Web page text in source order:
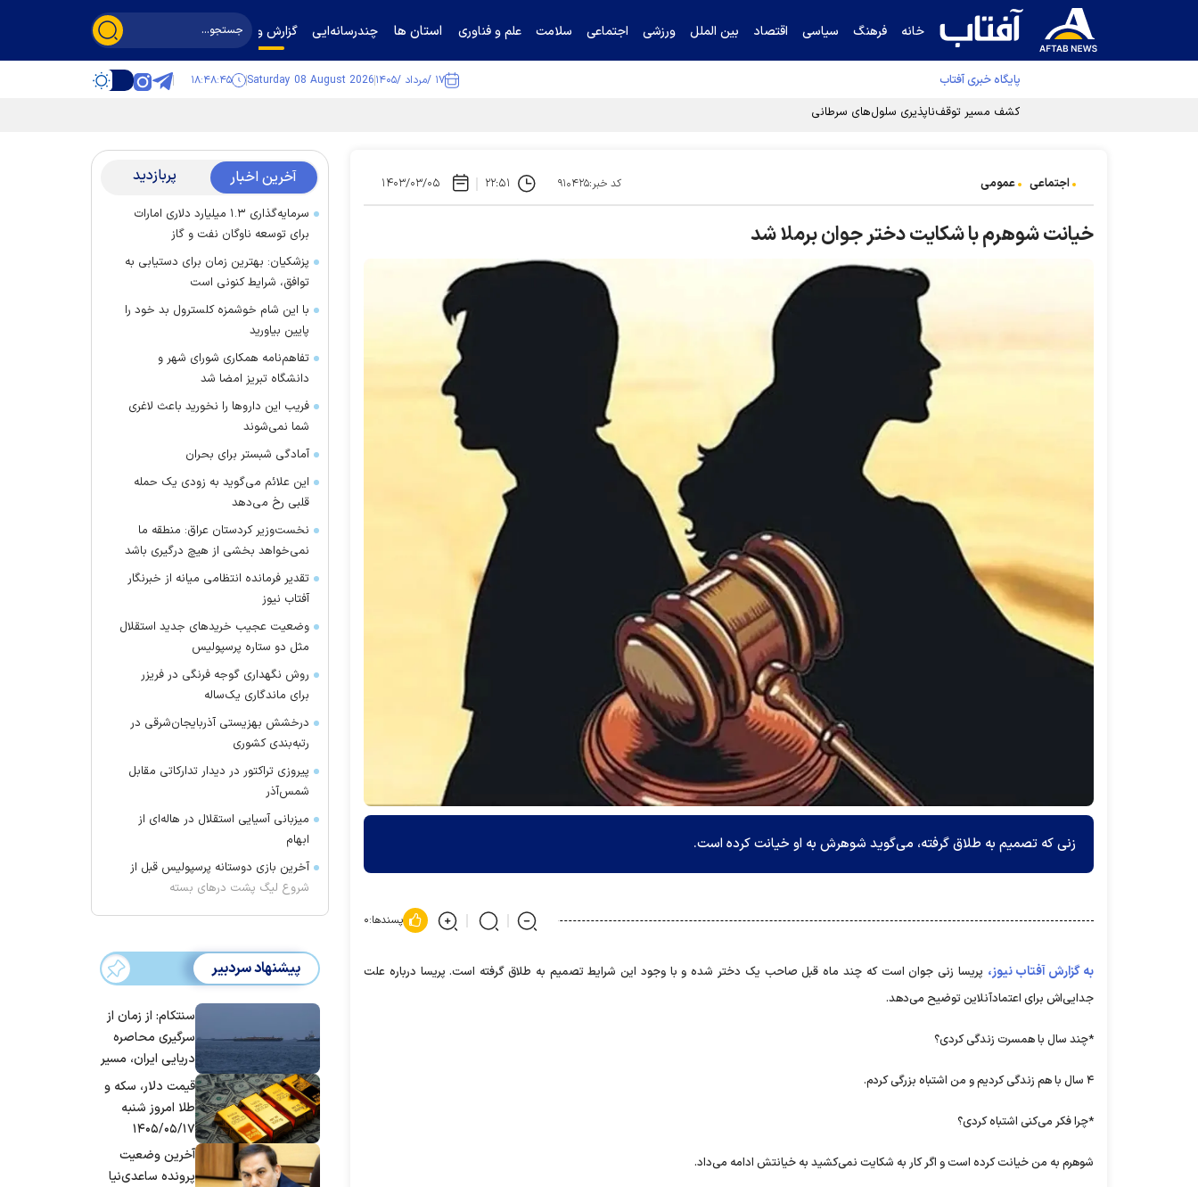
خانه فرهنگ سیاسی اقتصاد بین الملل ورزشی اجتماعی سلامت علم و فناوری استان ها چندرسانه‌ایی گزارش و گفت‌وگو
پایگاه خبری آفتاب ۱۷ /مرداد /۱۴۰۵ Saturday 08 August 2026 ۱۸:۴۸:۴۵
کشف مسیر توقف‌ناپذیری سلول‌های سرطانی
اجتماعی عمومی کد خبر:۹۱۰۴۲۵ ۲۲:۵۱ ۱۴۰۳/۰۳/۰۵
خیانت شوهرم با شکایت دختر جوان برملا شد
زنی که تصمیم به طلاق گرفته، می‌گوید شوهرش به او خیانت کرده است.
پسندها:۰
به گزارش آفتاب نیوز، پریسا زنی جوان است که چند ماه قبل صاحب یک دختر شده و با وجود این شرایط تصمیم به طلاق گرفته است. پریسا درباره علت
جدایی‌اش برای اعتمادآنلاین توضیح می‌دهد.
*چند سال با همسرت زندگی کردی؟
۴ سال با هم زندگی کردیم و من اشتباه بزرگی کردم.
*چرا فکر می‌کنی اشتباه کردی؟
شوهرم به من خیانت کرده است و اگر کار به شکایت نمی‌کشید به خیانتش ادامه می‌داد.
آخرین اخبار پربازدید
سرمایه‌گذاری ۱.۳ میلیارد دلاری امارات
برای توسعه ناوگان نفت و گاز
پزشکیان: بهترین زمان برای دستیابی به
توافق، شرایط کنونی است
با این شام خوشمزه کلسترول بد خود را
پایین بیاورید
تفاهم‌نامه همکاری شورای شهر و
دانشگاه تبریز امضا شد
فریب این دارو‌ها را نخورید باعث لاغری
شما نمی‌شوند
آمادگی شبستر برای بحران
این علائم می‌گوید به زودی یک حمله
قلبی رخ می‌دهد
نخست‌وزیر کردستان عراق: منطقه ما
نمی‌خواهد بخشی از هیچ درگیری باشد
تقدیر فرمانده انتظامی میانه از خبرنگار
آفتاب نیوز
وضعیت عجیب خرید‌های جدید استقلال
مثل دو ستاره پرسپولیس
روش نگهداری گوجه فرنگی در فریزر
برای ماندگاری یک‌ساله
درخشش بهزیستی آذربایجان‌شرقی در
رتبه‌بندی کشوری
پیروزی تراکتور در دیدار تدارکاتی مقابل
شمس‌آذر
میزبانی آسیایی استقلال در هاله‌ای از
ابهام
آخرین بازی دوستانه پرسپولیس قبل از
شروع لیگ پشت در‌های بسته
پیشنهاد سردبیر
سنتکام: از زمان از
سرگیری محاصره
دریایی ایران، مسیر
بیش از ۵۰ کشتی را
تغییر داده‌ایم
قیمت دلار، سکه و
طلا امروز شنبه
۱۴۰۵/۰۵/۱۷
آخرین وضعیت
پرونده ساعدی‌نیا